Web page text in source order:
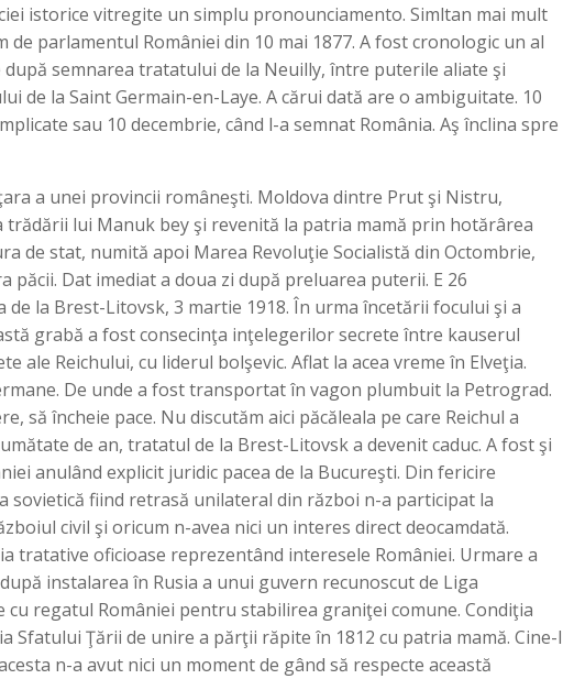
istorice vitregite un simplu pronounciamento. Simltan mai mult
parlamentul României din 10 mai 1877. A fost cronologic un al
semnarea tratatului de la Neuilly, între puterile aliate şi
de la Saint Germain-en-Laye. A cărui dată are o ambiguitate. 10
sau 10 decembrie, când l-a semnat România. Aş înclina spre
a unei provincii româneşti. Moldova dintre Prut şi Nistru,
lui Manuk bey şi revenită la patria mamă prin hotărârea
de stat, numită apoi Marea Revoluţie Socialistă din Octombrie,
Dat imediat a doua zi după preluarea puterii. E 26
la Brest-Litovsk, 3 martie 1918. În urma încetării focului şi a
grabă a fost consecinţa inţelegerilor secrete între kauserul
ale Reichului, cu liderul bolşevic. Aflat la acea vreme în Elveţia.
De unde a fost transportat în vagon plumbuit la Petrograd.
să încheie pace. Nu discutăm aici păcăleala pe care Reichul a
de an, tratatul de la Brest-Litovsk a devenit caduc. A fost şi
anulând explicit juridic pacea de la Bucureşti. Din fericire
sovietică fiind retrasă unilateral din război n-a participat la
civil şi oricum n-avea nici un interes direct deocamdată.
tratative oficioase reprezentând interesele României. Urmare a
instalarea în Rusia a unui guvern recunoscut de Liga
regatul României pentru stabilirea graniţei comune. Condiţia
Sfatului Ţării de unire a părţii răpite în 1812 cu patria mamă. Cine-l
n-a avut nici un moment de gând să respecte această